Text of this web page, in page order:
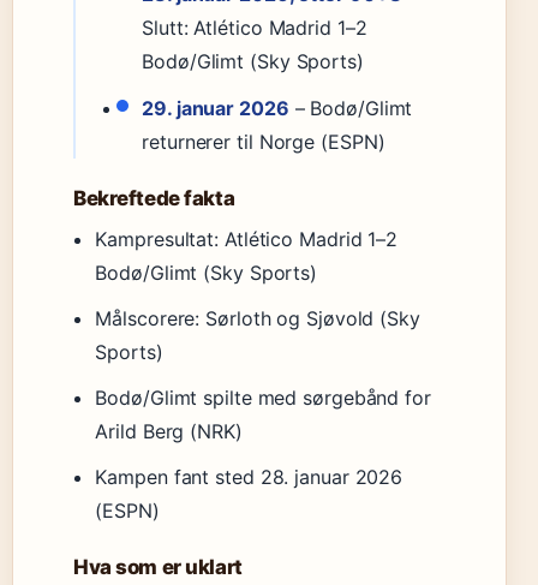
Slutt: Atlético Madrid 1–2
Bodø/Glimt (Sky Sports)
29. januar 2026 – Bodø/Glimt
returnerer til Norge (ESPN)
Bekreftede fakta
Kampresultat: Atlético Madrid 1–2
Bodø/Glimt (Sky Sports)
Målscorere: Sørloth og Sjøvold (Sky
Sports)
Bodø/Glimt spilte med sørgebånd for
Arild Berg (NRK)
Kampen fant sted 28. januar 2026
(ESPN)
Hva som er uklart